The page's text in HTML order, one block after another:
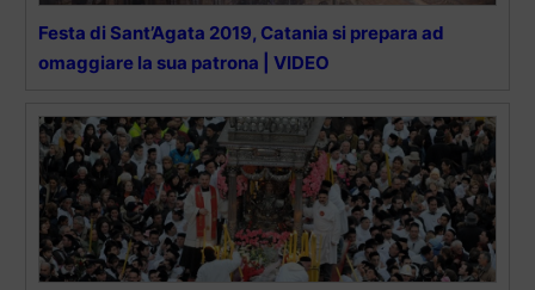
Festa di Sant’Agata 2019, Catania si prepara ad
omaggiare la sua patrona | VIDEO